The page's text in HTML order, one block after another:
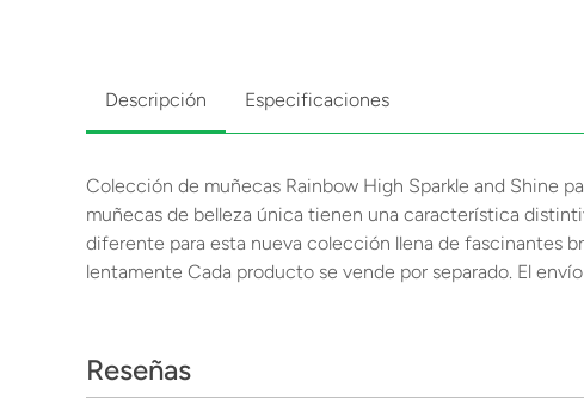
Descripción Especificaciones
Colección de muñecas Rainbow High Sparkle and Shine
muñecas de belleza única tienen una característica
diferente para esta nueva colección llena de fascinantes
lentamente Cada producto se vende por separado. El
Reseñas